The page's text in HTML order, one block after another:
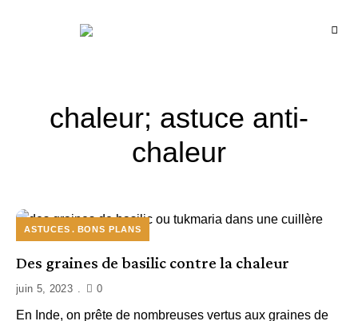
chaleur; astuce anti-
chaleur
ASTUCES BONS PLANS
Des graines de basilic contre la chaleur
juin 5, 2023 0
En Inde, on prête de nombreuses vertus aux graines de